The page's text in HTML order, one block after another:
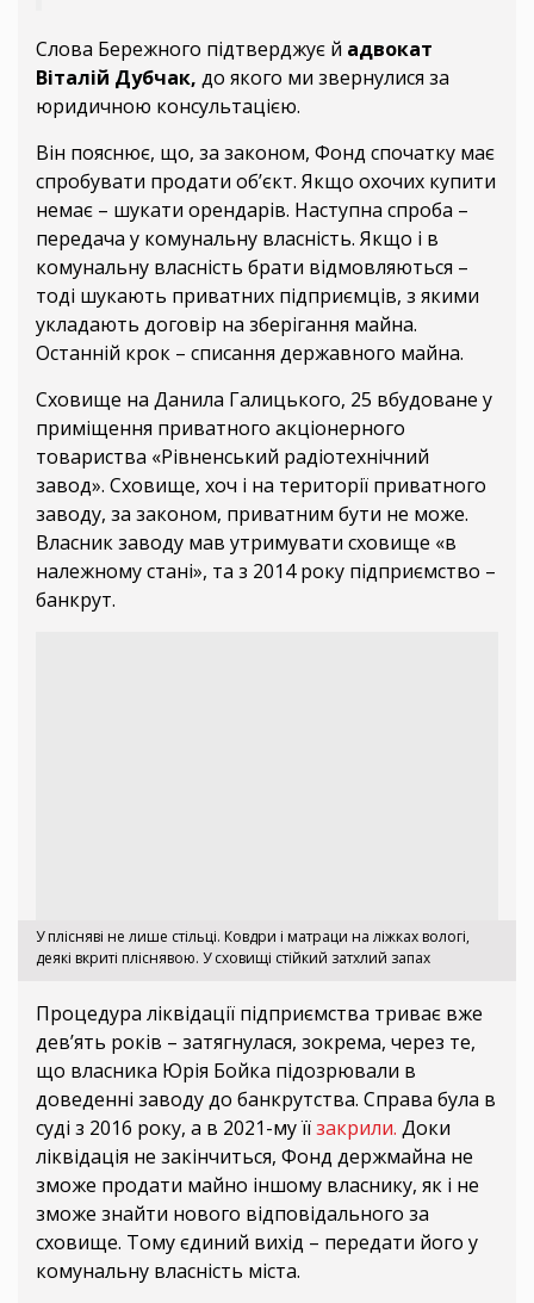
Слова Бережного підтверджує й адвокат
Віталій Дубчак, до якого ми звернулися за
юридичною консультацією.
Він пояснює, що, за законом, Фонд спочатку має
спробувати продати об’єкт. Якщо охочих купити
немає – шукати орендарів. Наступна спроба –
передача у комунальну власність. Якщо і в
комунальну власність брати відмовляються –
тоді шукають приватних підприємців, з якими
укладають договір на зберігання майна.
Останній крок – списання державного майна.
Сховище на Данила Галицького, 25 вбудоване у
приміщення приватного акціонерного
товариства «Рівненський радіотехнічний
завод». Сховище, хоч і на території приватного
заводу, за законом, приватним бути не може.
Власник заводу мав утримувати сховище «в
належному стані», та з 2014 року підприємство –
банкрут.
У плісняві не лише стільці. Ковдри і матраци на ліжках вологі,
деякі вкриті пліснявою. У сховищі стійкий затхлий запах
Процедура ліквідації підприємства триває вже
дев’ять років – затягнулася, зокрема, через те,
що власника Юрія Бойка підозрювали в
доведенні заводу до банкрутства. Справа була в
суді з 2016 року, а в 2021-му їїзакрили. Доки
ліквідація не закінчиться, Фонд держмайна не
зможе продати майно іншому власнику, як і не
зможе знайти нового відповідального за
сховище. Тому єдиний вихід – передати його у
комунальну власність міста.